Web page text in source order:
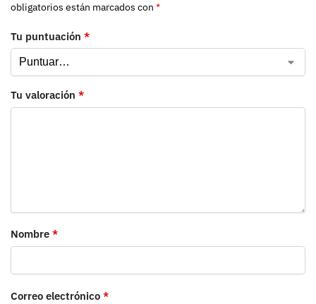
obligatorios están marcados con *
Tu puntuación *
Tu valoración *
Nombre *
Correo electrónico *